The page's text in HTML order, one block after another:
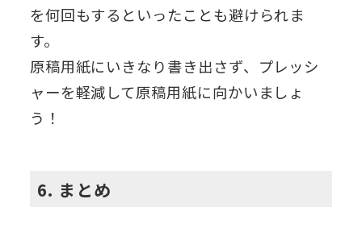
を何回もするといったことも避けられま
す。
原稿用紙にいきなり書き出さず、プレッシ
ャーを軽減して原稿用紙に向かいましょ
う！
6. まとめ